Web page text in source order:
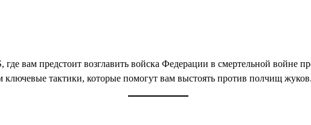
где вам предстоит возглавить войска Федерации в смертельной войне
тактики, которые помогут вам выстоять против полчищ жуков.